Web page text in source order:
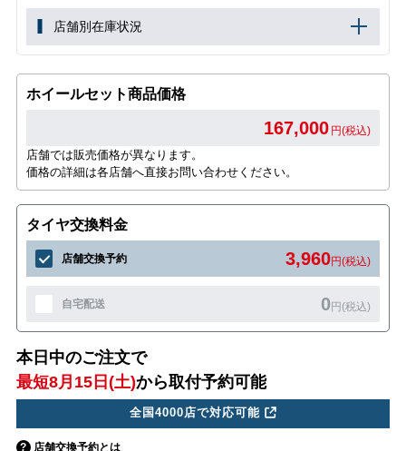
店舗別在庫状況
ホイールセット商品価格
167,000 円(税込)
店舗では販売価格が異なります。
価格の詳細は各店舗へ直接お問い合わせください。
タイヤ交換料金
店舗交換予約 3,960円(税込)
自宅配送 0円(税込)
本日中のご注文で
最短8月15日(土)から取付予約可能
全国4000店で対応可能
店舗交換予約とは